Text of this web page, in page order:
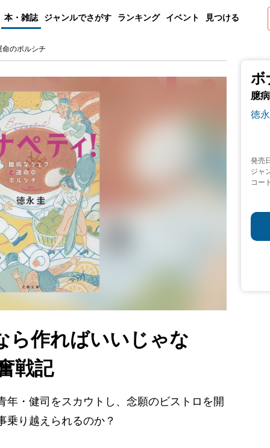
本・雑誌 ジャンルでさがす ランキング イベント 見つける
命のボルシチ
ボ
臆
徳
発売
ジャ
コー
ら作ればいいじゃな
戦記
年・健司をスカウトし、念願のビストロを開
乗り越えられるのか？